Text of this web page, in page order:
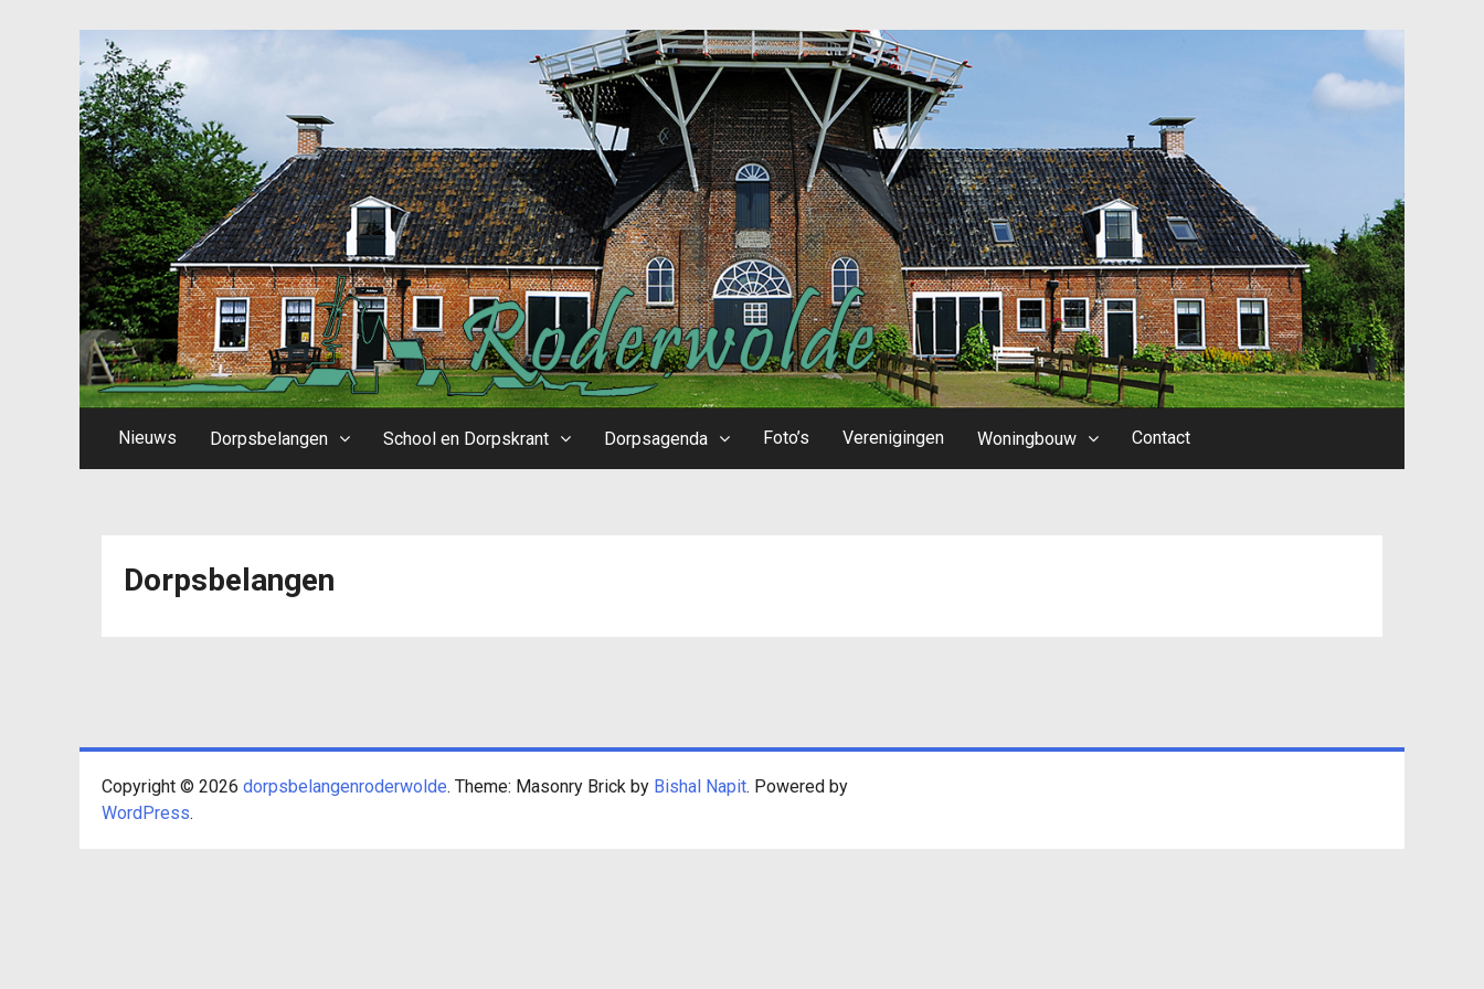
Nieuws Dorpsbelangen School en Dorpskrant Dorpsagenda Foto’s Verenigingen Woningbouw Contact
Dorpsbelangen
Copyright © 2026 dorpsbelangenroderwolde. Theme: Masonry Brick by Bishal Napit. Powered by
WordPress.